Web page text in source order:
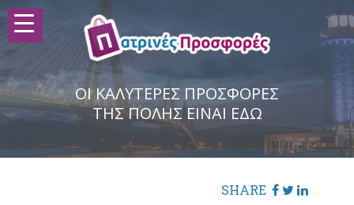
ΟΙ ΚΑΛΥΤΕΡΕΣ ΠΡΟΣΦΟΡΕΣ
ΤΗΣ ΠΟΛΗΣ ΕΙΝΑΙ ΕΔΩ
SHARE